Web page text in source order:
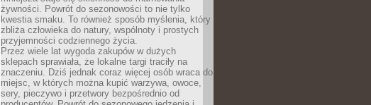
żywności. Powrót do sezonowości to nie tylko
kwestia smaku. To również sposób myślenia, który
zbliża człowieka do natury, wspólnoty i prostych
przyjemności codziennego życia.
Przez wiele lat wygoda zakupów w dużych
sklepach sprawiała, że lokalne targi traciły na
znaczeniu. Dziś jednak coraz więcej osób wraca do
miejsc, w których można kupić warzywa, owoce,
sery, pieczywo i przetwory bezpośrednio od